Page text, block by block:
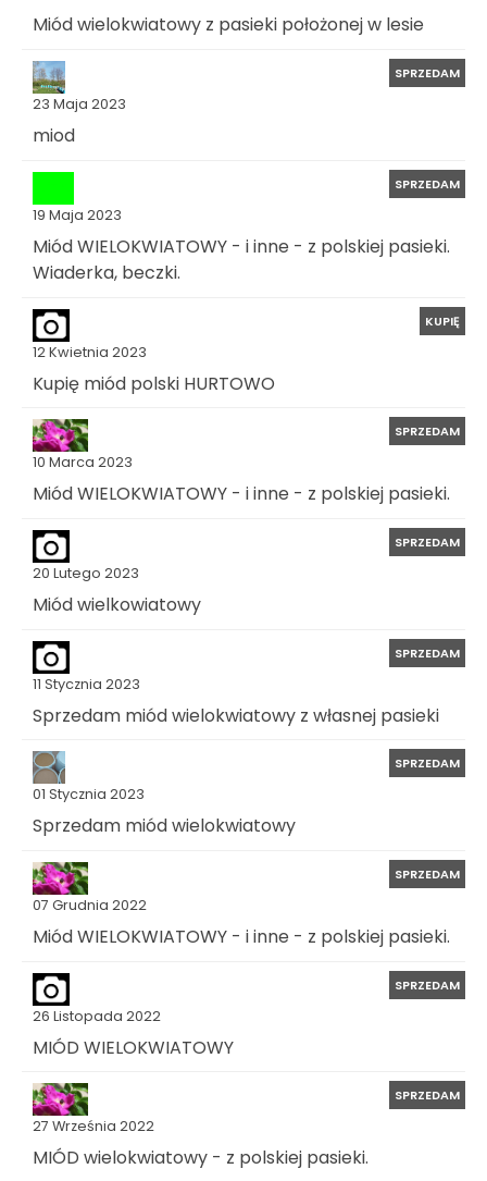
Miód wielokwiatowy z pasieki położonej w lesie
23 Maja 2023
SPRZEDAM
miod
19 Maja 2023
SPRZEDAM
Miód WIELOKWIATOWY - i inne - z polskiej pasieki.
Wiaderka, beczki.
12 Kwietnia 2023
KUPIĘ
Kupię miód polski HURTOWO
10 Marca 2023
SPRZEDAM
Miód WIELOKWIATOWY - i inne - z polskiej pasieki.
20 Lutego 2023
SPRZEDAM
Miód wielkowiatowy
11 Stycznia 2023
SPRZEDAM
Sprzedam miód wielokwiatowy z własnej pasieki
01 Stycznia 2023
SPRZEDAM
Sprzedam miód wielokwiatowy
07 Grudnia 2022
SPRZEDAM
Miód WIELOKWIATOWY - i inne - z polskiej pasieki.
26 Listopada 2022
SPRZEDAM
MIÓD WIELOKWIATOWY
27 Września 2022
SPRZEDAM
MIÓD wielokwiatowy - z polskiej pasieki.